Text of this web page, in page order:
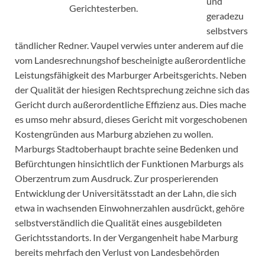
Gerichtesterben.
geradezu
selbstvers
tändlicher Redner. Vaupel verwies unter anderem auf die
vom Landesrechnungshof bescheinigte außerordentliche
Leistungsfähigkeit des Marburger Arbeitsgerichts. Neben
der Qualität der hiesigen Rechtsprechung zeichne sich das
Gericht durch außerordentliche Effizienz aus. Dies mache
es umso mehr absurd, dieses Gericht mit vorgeschobenen
Kostengründen aus Marburg abziehen zu wollen.
Marburgs Stadtoberhaupt brachte seine Bedenken und
Befürchtungen hinsichtlich der Funktionen Marburgs als
Oberzentrum zum Ausdruck. Zur prosperierenden
Entwicklung der Universitätsstadt an der Lahn, die sich
etwa in wachsenden Einwohnerzahlen ausdrückt, gehöre
selbstverständlich die Qualität eines ausgebildeten
Gerichtsstandorts. In der Vergangenheit habe Marburg
bereits mehrfach den Verlust von Landesbehörden